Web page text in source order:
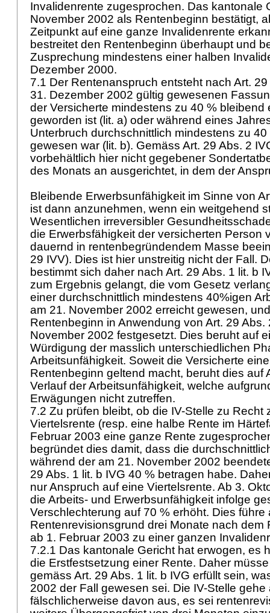
Invalidenrente zugesprochen. Das kantonale
November 2002 als Rentenbeginn bestätigt,
Zeitpunkt auf eine ganze Invalidenrente
bestreitet den Rentenbeginn überhaupt und
Zusprechung mindestens einer halben
Dezember 2000.
7.1 Der Rentenanspruch entsteht nach Art.
31. Dezember 2002 gültig gewesenen
der Versicherte mindestens zu 40 % bleibend
geworden ist (lit. a) oder während eines
Unterbruch durchschnittlich mindestens zu
gewesen war (lit. b). Gemäss Art. 29 Abs. 2
vorbehältlich hier nicht gegebener
des Monats an ausgerichtet, in dem der
Bleibende Erwerbsunfähigkeit im Sinne von
ist dann anzunehmen, wenn ein weitgehend
Wesentlichen irreversibler
die Erwerbsfähigkeit der versicherten Person
dauernd in rentenbegründendem Masse
29 IVV). Dies ist hier unstreitig nicht der Fall.
bestimmt sich daher nach Art. 29 Abs. 1 lit. b
zum Ergebnis gelangt, die vom Gesetz
einer durchschnittlich mindestens 40%igen
am 21. November 2002 erreicht gewesen,
Rentenbeginn in Anwendung von Art. 29 Abs.
November 2002 festgesetzt. Dies beruht auf
Würdigung der masslich unterschiedlichen
Arbeitsunfähigkeit. Soweit die Versicherte
Rentenbeginn geltend macht, beruht dies auf
Verlauf der Arbeitsunfähigkeit, welche
Erwägungen nicht zutreffen.
7.2 Zu prüfen bleibt, ob die IV-Stelle zu Recht
Viertelsrente (resp. eine halbe Rente im
Februar 2003 eine ganze Rente
begründet dies damit, dass die
während der am 21. November 2002
29 Abs. 1 lit. b IVG 40 % betragen habe.
nur Anspruch auf eine Viertelsrente. Ab 3.
die Arbeits- und Erwerbsunfähigkeit infolge
Verschlechterung auf 70 % erhöht. Dies führe
Rentenrevisionsgrund drei Monate nach dem
ab 1. Februar 2003 zu einer ganzen
7.2.1 Das kantonale Gericht hat erwogen, es
die Erstfestsetzung einer Rente. Daher
gemäss Art. 29 Abs. 1 lit. b IVG erfüllt sein,
2002 der Fall gewesen sei. Die IV-Stelle gehe
fälschlicherweise davon aus, es sei